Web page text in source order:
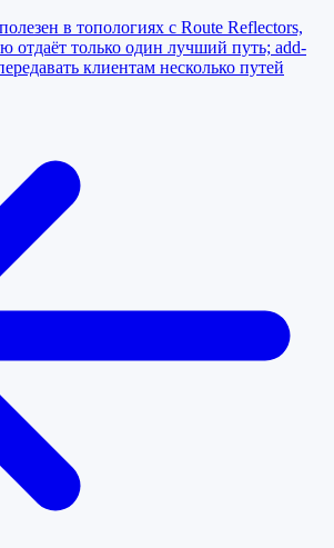
в топологиях с Route Reflectors,
отдаёт только один лучший путь; add-
клиентам несколько путей